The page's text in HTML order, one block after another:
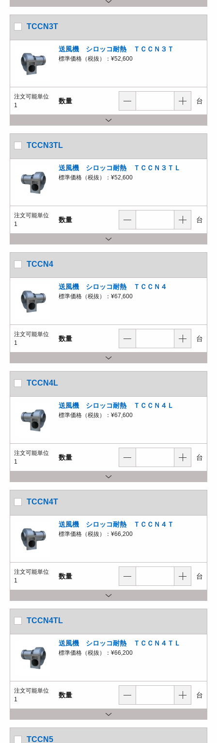
TCCN3T
送風機 シロッコ耐熱 ＴＣＣＮ３Ｔ
標準価格（税抜）： ¥52,600
注文可能単位
1
数量 台
TCCN3TL
送風機 シロッコ耐熱 ＴＣＣＮ３ＴＬ
標準価格（税抜）： ¥52,600
注文可能単位
1
数量 台
TCCN4
送風機 シロッコ耐熱 ＴＣＣＮ４
標準価格（税抜）： ¥67,600
注文可能単位
1
数量 台
TCCN4L
送風機 シロッコ耐熱 ＴＣＣＮ４Ｌ
標準価格（税抜）： ¥67,600
注文可能単位
1
数量 台
TCCN4T
送風機 シロッコ耐熱 ＴＣＣＮ４Ｔ
標準価格（税抜）： ¥66,200
注文可能単位
1
数量 台
TCCN4TL
送風機 シロッコ耐熱 ＴＣＣＮ４ＴＬ
標準価格（税抜）： ¥66,200
注文可能単位
1
数量 台
TCCN5